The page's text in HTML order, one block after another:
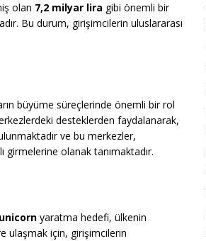
olan 7,2 milyar lira gibi önemli bir
Bu durum, girişimcilerin uluslararası
büyüme süreçlerinde önemli bir rol
desteklerden faydalanarak,
ve bu merkezler,
girmelerine olanak tanımaktadır.
yaratma hedefi, ülkenin
ulaşmak için, girişimcilerin